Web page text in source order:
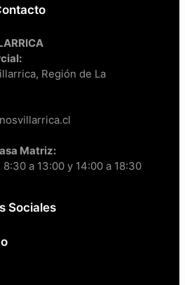
Región de La
Matriz:
a 13:00 y 14:00 a 18:30
Sociales